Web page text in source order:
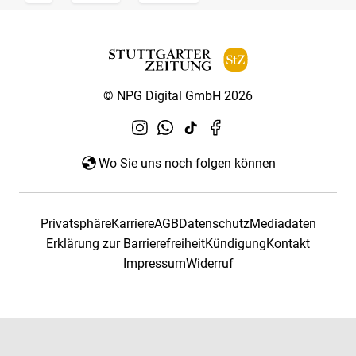
© NPG Digital GmbH 2026
Wo Sie uns noch folgen können
PrivatsphäreKarriereAGBDatenschutzMediadaten
Erklärung zur BarrierefreiheitKündigungKontakt
ImpressumWiderruf